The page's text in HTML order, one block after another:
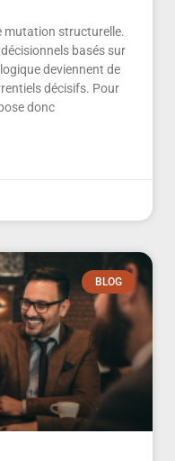
mutation structurelle.
basés sur
deviennent de
décisifs. Pour
donc
BLOG